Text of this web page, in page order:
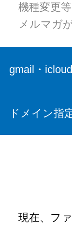
機種変更
メルマガ
gmail・
ドメイン指
現在、フ